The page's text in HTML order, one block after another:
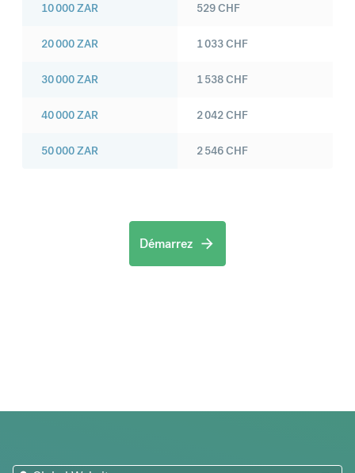
10 000ZAR
20 000ZAR
30 000ZAR
40 000ZAR
50 000ZAR
529CHF
1 033CHF
1 538CHF
2 042CHF
2 546CHF
Démarrez